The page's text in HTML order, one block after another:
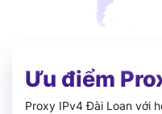
Ưu điểm
Proxy IPv4 Đài Loan với